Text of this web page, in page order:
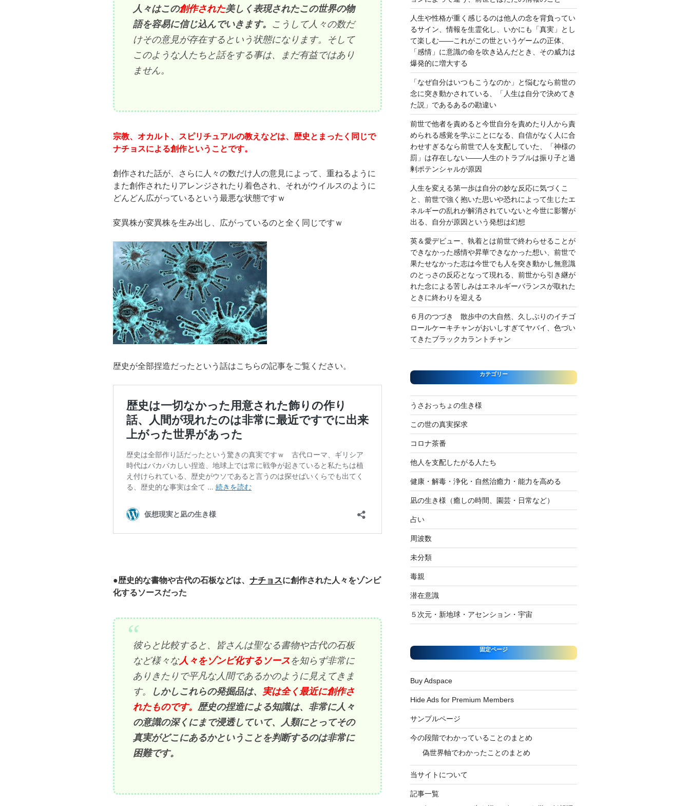
人々はこの創作された美しく表現されたこの世界の物
語を容易に信じ込んでいきます。 こうして人々の数だ
けその意見が存在するという状態になります。そして
このような人たちと話をする事は、まだ有益ではあり
ません。
宗教、オカルト、スピリチュアルの教えなどは、歴史とまったく同じで
ナチョスによる創作ということです。
創作された話が、さらに人々の数だけ人の意見によって、重ねるように
また創作されたりアレンジされたり着色され、それがウイルスのように
どんどん広がっているという最悪な状態ですｗ
変異株が変異株を生み出し、広がっているのと全く同じですｗ
歴史が全部捏造だったという話はこちらの記事をご覧ください。
●歴史的な書物や古代の石板などは、 ナチョスに創作された人々をゾンビ
化するソースだった
彼らと比較すると、皆さんは聖なる書物や古代の石板
など様々な人々をゾンビ化するソース を知らず非常に
ありきたりで平凡な人間であるかのように見えてきま
す。
しかしこれらの発掘品は、 実は全く最近に創作さ
れたものです。 歴史の捏造による知識は、非常に人々
の意識の深くにまで浸透していて、人類にとってその
真実がどこにあるかということを判断するのは非常に
困難です。
人生や性格が重く感じるのは他人の念を背負ってい
るサイン、情報を生霊化し、いかにも「真実」とし
て楽しむ――これがこの世というゲームの正体、
「感情」に意識の命を吹き込んだとき、その威力は
爆発的に増大する
「なぜ自分はいつもこうなのか」と悩むなら前世の
念に突き動かされている、「人生は自分で決めてき
た説」であるあるの勘違い
前世で他者を責めると今世自分を責めたり人から責
められる感覚を学ぶことになる、自信がなく人に合
わせすぎるなら前世で人を支配していた、「神様の
罰」は存在しない――人生のトラブルは振り子と過
剰ポテンシャルが原因
人生を変える第一歩は自分の妙な反応に気づくこ
と、前世で強く抱いた思いや恐れによって生じたエ
ネルギーの乱れが解消されていないと今世に影響が
出る、自分が原因という発想は幻想
英＆愛デビュー、執着とは前世で終わらせることが
できなかった感情や昇華できなかった想い、前世で
果たせなかった志は今世でも人を突き動かし無意識
のとっさの反応となって現れる、前世から引き継が
れた念による苦しみはエネルギーバランスが取れた
ときに終わりを迎える
６月のつづき 散歩中の大自然、久しぶりのイチゴ
ロールケーキチャンがおいしすぎてヤバイ、色づい
てきたブラックカラントチャン
カテゴリー
うさおっちょの生き様
この世の真実探求
コロナ茶番
他人を支配したがる人たち
健康・解毒・浄化・自然治癒力・能力を高める
凪の生き様（癒しの時間、園芸・日常など）
占い
周波数
未分類
毒親
潜在意識
５次元・新地球・アセンション・宇宙
固定ページ
Buy Adspace
Hide Ads for Premium Members
サンプルページ
今の段階でわかっていることのまとめ
偽世界軸でわかったことのまとめ
当サイトについて
記事一覧